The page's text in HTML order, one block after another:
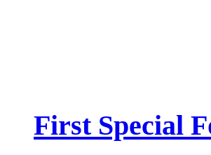
First Special